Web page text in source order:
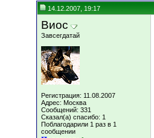
14.12.2007, 19:17
Виос
Завсегдатай
Регистрация: 11.08.2007
Адрес: Москва
Сообщений: 331
Сказал(а) спасибо: 1
Поблагодарили 1 раз в 1
сообщении